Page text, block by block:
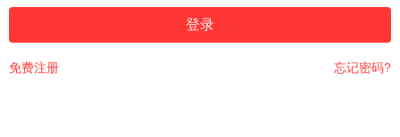
登录
免费注册 忘记密码?